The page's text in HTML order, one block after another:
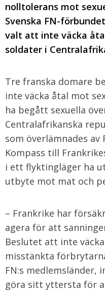
nolltolerans mot
Svenska FN-
valt att inte väcka
soldater i
Tre franska domare
inte väcka åtal mot
ha begått sexuella
Centralafrikanska
som överlämnades av
Kompass till
i ett flyktingläger ha
utbyte mot mat och
– Frankrike har
agera för att
Beslutet att inte
misstänkta
FN:s medlemsländer,
göra sitt yttersta för